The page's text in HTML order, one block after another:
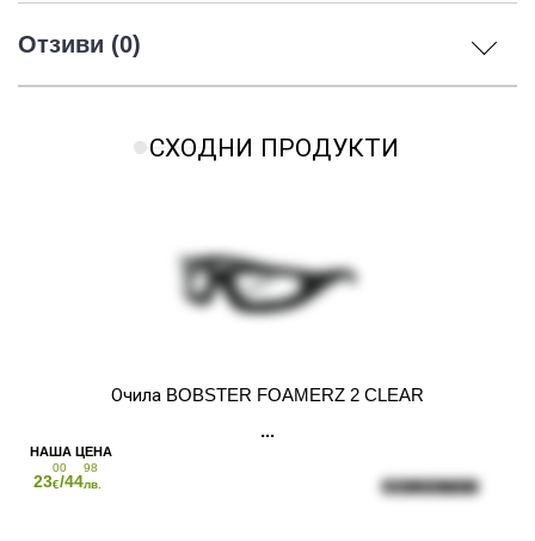
Отзиви (0)
СХОДНИ ПРОДУКТИ
Очила BOBSTER FOAMERZ 2 CLEAR
23
00
€/44
98
лв.